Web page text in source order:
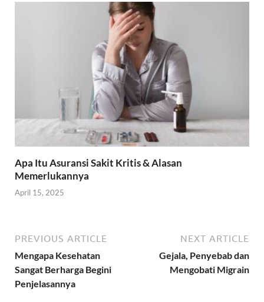
Apa Itu Asuransi Sakit Kritis & Alasan
Memerlukannya
April 15, 2025
PREVIOUS ARTICLE
Mengapa Kesehatan
Sangat Berharga Begini
Penjelasannya
NEXT ARTICLE
Gejala, Penyebab dan
Mengobati Migrain